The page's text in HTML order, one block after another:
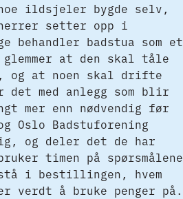
ildsjeler bygde selv,
setter opp i
behandler badstua som et
at den skal tåle
og at noen skal drifte
med anlegg som blir
mer enn nødvendig før
Oslo Badstuforening
og deler det de har
timen på spørsmålene
i bestillingen, hvem
verdt å bruke penger på.